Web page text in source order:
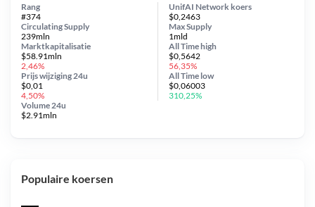
UnifAI Network koers
$0,2463
Circulating Supply
239mln
Prijs wijziging 24u
$0,01
4,50%
Max Supply
1mld
Marktkapitalisatie
$58.91mln
2,46%
Volume 24u
$2.91mln
Rang
#374
All Timehigh
$0,5642
56,35%
All Time low
$0,06003
310,25%
Populaire koersen